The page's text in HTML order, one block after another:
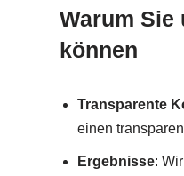
Warum Sie
können
Transparente
einen
Ergebnisse: